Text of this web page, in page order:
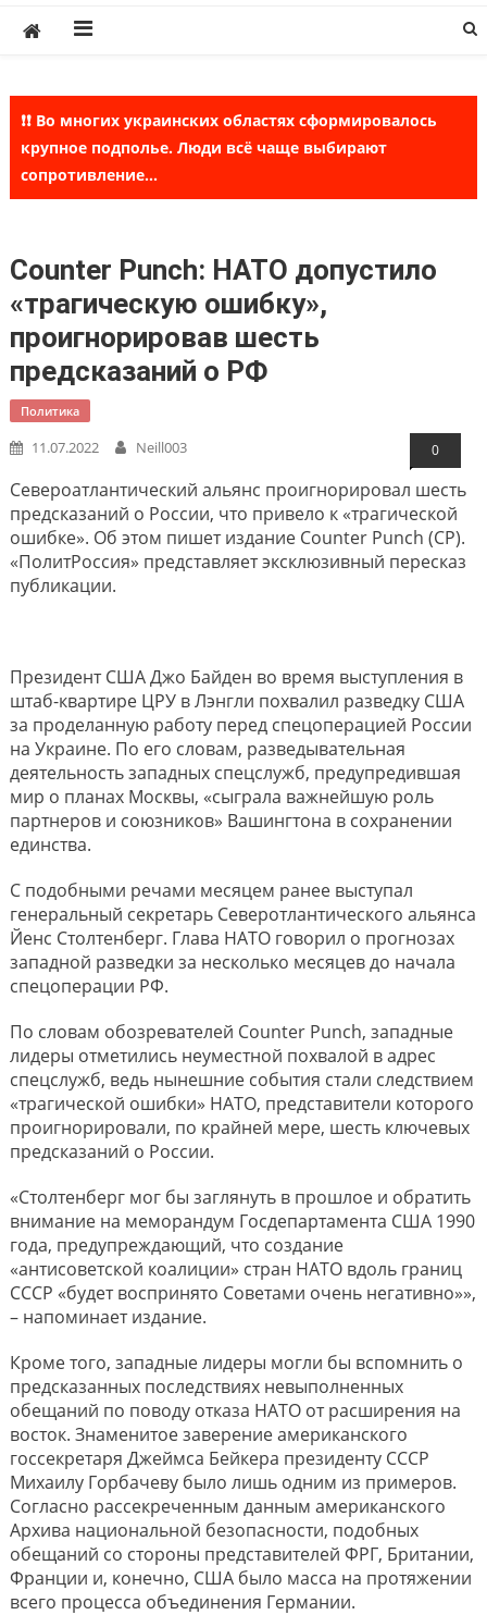
❗❗ Во многих украинских областях сформировалось
крупное подполье. Люди всё чаще выбирают
сопротивление...
Counter Punch: НАТО допустило
«трагическую ошибку»,
проигнорировав шесть
предсказаний о РФ
Политика
11.07.2022 Neill003 0
Североатлантический альянс проигнорировал шесть
предсказаний о России, что привело к «трагической
ошибке». Об этом пишет издание Counter Punch (CP).
«ПолитРоссия» представляет эксклюзивный пересказ
публикации.
Президент США Джо Байден во время выступления в
штаб-квартире ЦРУ в Лэнгли похвалил разведку США
за проделанную работу перед спецоперацией России
на Украине. По его словам, разведывательная
деятельность западных спецслужб, предупредившая
мир о планах Москвы, «сыграла важнейшую роль
партнеров и союзников» Вашингтона в сохранении
единства.
С подобными речами месяцем ранее выступал
генеральный секретарь Северотлантического альянса
Йенс Столтенберг. Глава НАТО говорил о прогнозах
западной разведки за несколько месяцев до начала
спецоперации РФ.
По словам обозревателей Counter Punch, западные
лидеры отметились неуместной похвалой в адрес
спецслужб, ведь нынешние события стали следствием
«трагической ошибки» НАТО, представители которого
проигнорировали, по крайней мере, шесть ключевых
предсказаний о России.
«Столтенберг мог бы заглянуть в прошлое и обратить
внимание на меморандум Госдепартамента США 1990
года, предупреждающий, что создание
«антисоветской коалиции» стран НАТО вдоль границ
СССР «будет воспринято Советами очень негативно»»,
– напоминает издание.
Кроме того, западные лидеры могли бы вспомнить о
предсказанных последствиях невыполненных
обещаний по поводу отказа НАТО от расширения на
восток. Знаменитое заверение американского
госсекретаря Джеймса Бейкера президенту СССР
Михаилу Горбачеву было лишь одним из примеров.
Согласно рассекреченным данным американского
Архива национальной безопасности, подобных
обещаний со стороны представителей ФРГ, Британии,
Франции и, конечно, США было масса на протяжении
всего процесса объединения Германии.